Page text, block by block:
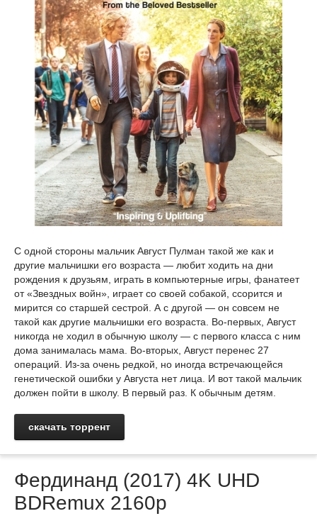
С одной стороны мальчик Август Пулман такой же как и
другие мальчишки его возраста — любит ходить на дни
рождения к друзьям, играть в компьютерные игры, фанатеет
от «Звездных войн», играет со своей собакой, ссорится и
мирится со старшей сестрой. А с другой — он совсем не
такой как другие мальчишки его возраста. Во-первых, Август
никогда не ходил в обычную школу — с первого класса с ним
дома занималась мама. Во-вторых, Август перенес 27
операций. Из-за очень редкой, но иногда встречающейся
генетической ошибки у Августа нет лица. И вот такой мальчик
должен пойти в школу. В первый раз. К обычным детям.
скачать торрент
Фердинанд (2017) 4K UHD
BDRemux 2160p